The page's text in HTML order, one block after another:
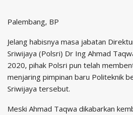
Palembang, BP
Jelang habisnya masa jabatan
Sriwijaya (Polsri) Dr Ing Ahmad
2020, pihak Polsri pun telah
menjaring pimpinan baru Politeknik
Sriwijaya tersebut.
Meski Ahmad Taqwa dikabarkan